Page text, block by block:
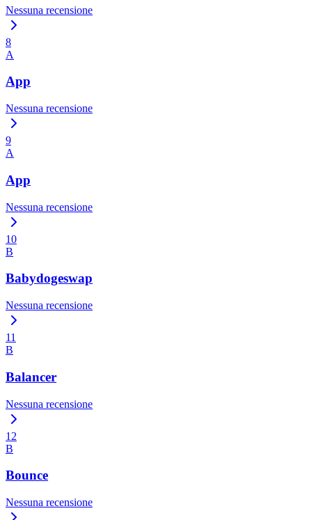
Nessuna recensione
8
A
App
Nessuna recensione
9
A
App
Nessuna recensione
10
B
Babydogeswap
Nessuna recensione
11
B
Balancer
Nessuna recensione
12
B
Bounce
Nessuna recensione